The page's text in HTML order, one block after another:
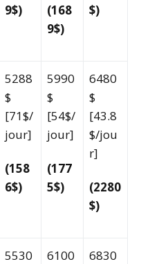
9$)
(168
9$)
$)
5288
$
[71$/
jour]
(158
6$)
5990
$
[54$/
jour]
(177
5$)
6480
$
[43.8
$/jou
r]
(2280
$)
5530
6100
6830